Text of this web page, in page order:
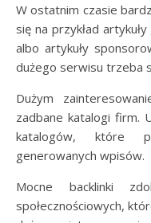
W ostatnim czasie
się na przykład
albo artykuły
dużego serwisu trzeba
Dużym
zadbane katalogi firm.
katalogów, które
generowanych wpisów.
Mocne backlinki
społecznościowych,